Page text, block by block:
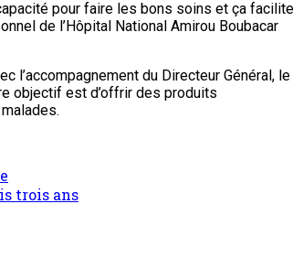
pour faire les bons soins et ça facilite
de l’Hôpital National Amirou Boubacar
l’accompagnement du Directeur Général, le
objectif est d’offrir des produits
trois ans